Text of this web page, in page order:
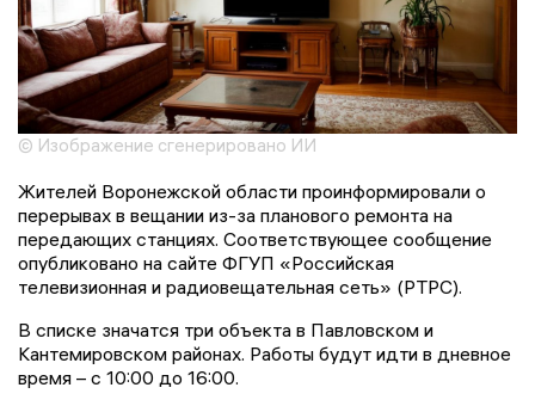
© Изображение сгенерировано ИИ
Жителей Воронежской области проинформировали о
перерывах в вещании из-за планового ремонта на
передающих станциях. Соответствующее сообщение
опубликовано на сайте ФГУП «Российская
телевизионная и радиовещательная сеть» (РТРС).
В списке значатся три объекта в Павловском и
Кантемировском районах. Работы будут идти в дневное
время – с 10:00 до 16:00.